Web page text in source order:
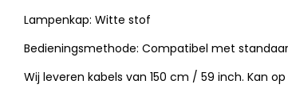
Lampenkap: Witte stof
Bedieningsmethode: Compatibel met
Wij leveren kabels van 150 cm / 59 inch. Kan